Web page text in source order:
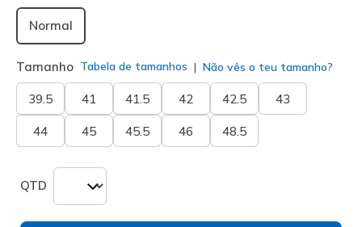
Normal
Tamanho Tabela de tamanhos Não vês o teu tamanho?
39.5 41 41.5 42 42.5 43
44 45 45.5 46 48.5
QTD